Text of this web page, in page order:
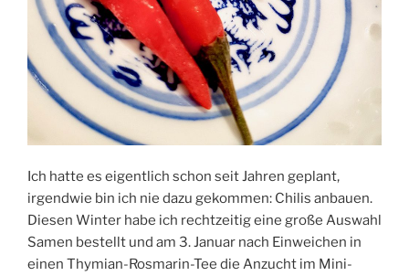
Ich hatte es eigentlich schon seit Jahren geplant,
irgendwie bin ich nie dazu gekommen: Chilis anbauen.
Diesen Winter habe ich rechtzeitig eine große Auswahl
Samen bestellt und am 3. Januar nach Einweichen in
einen Thymian-Rosmarin-Tee die Anzucht im Mini-